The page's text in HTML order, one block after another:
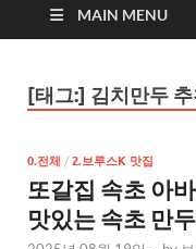
MAIN MENU
[태그:] 김치만두 추
0.전체 / 2.브루스K 맛집
또갈집 속초 아
맛있는 속초 만